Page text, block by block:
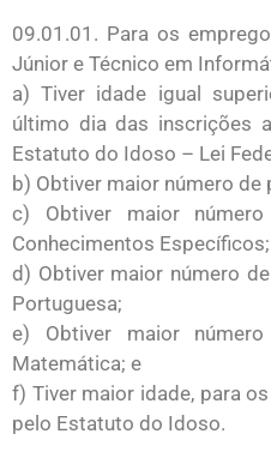
09.01.01. Para os
Júnior e Técnico em
a) Tiver idade igual
último dia das inscrições
Estatuto do Idoso – Lei
b) Obtiver maior número de
c) Obtiver maior
Conhecimentos Específicos;
d) Obtiver maior número
Portuguesa;
e) Obtiver maior
Matemática; e
f) Tiver maior idade, para
pelo Estatuto do Idoso.